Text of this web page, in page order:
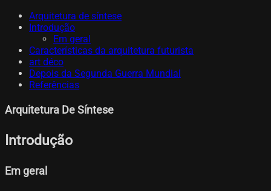
Arquitetura de síntese
Introdução
Em geral
Características da arquitetura futurista
art déco
Depois da Segunda Guerra Mundial
Referências
Arquitetura De Síntese
Introdução
Em geral